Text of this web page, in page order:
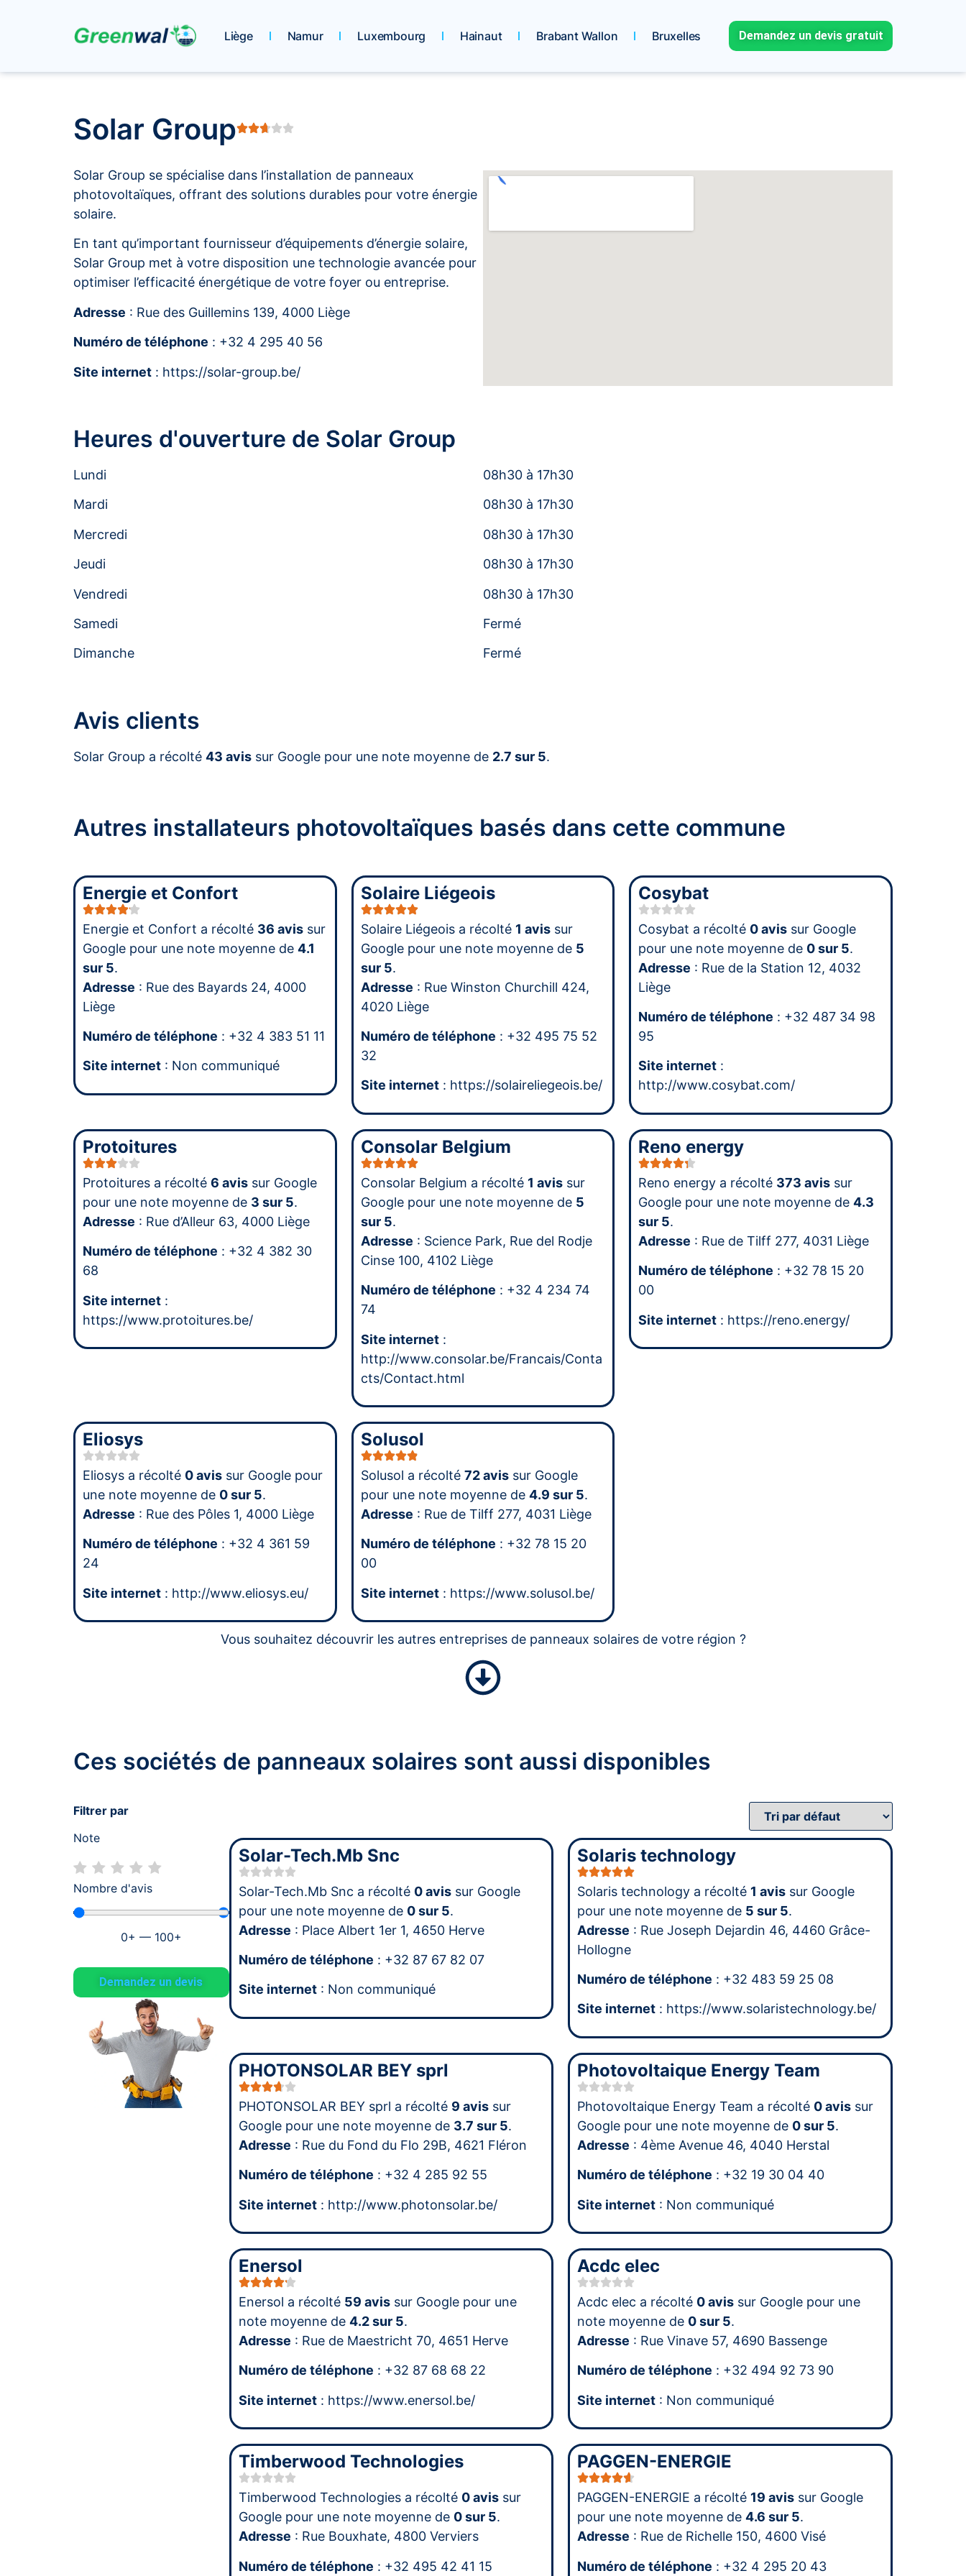
Liège Namur Luxembourg Hainaut Brabant Wallon Bruxelles Demandez un devis gratuit
Solar Group
Solar Group se spécialise dans l’installation de panneaux
photovoltaïques, offrant des solutions durables pour votre énergie
solaire.
En tant qu’important fournisseur d’équipements d’énergie solaire,
Solar Group met à votre disposition une technologie avancée pour
optimiser l’efficacité énergétique de votre foyer ou entreprise.
Adresse : Rue des Guillemins 139, 4000 Liège
Numéro de téléphone : +32 4 295 40 56
Site internet : https://solar-group.be/
Heures d'ouverture de Solar Group
Lundi
08h30 à 17h30
Mardi
08h30 à 17h30
Mercredi
08h30 à 17h30
Jeudi
08h30 à 17h30
Vendredi
08h30 à 17h30
Samedi
Fermé
Dimanche
Fermé
Avis clients
Solar Group a récolté 43 avis sur Google pour une note moyenne de 2.7 sur 5.
Autres installateurs photovoltaïques basés dans cette commune
Energie et Confort
Energie et Confort a récolté 36 avis sur
Google pour une note moyenne de 4.1
sur 5.
Adresse : Rue des Bayards 24, 4000
Liège
Numéro de téléphone : +32 4 383 51 11
Site internet : Non communiqué
Solaire Liégeois
Solaire Liégeois a récolté 1 avissur
Google pour une note moyenne de 5
sur 5.
Adresse : Rue Winston Churchill 424,
4020 Liège
Numéro de téléphone : +32 495 75 52
32
Site internet: https://solaireliegeois.be/
Cosybat
Cosybat a récolté 0 avis sur Google
pour une note moyenne de 0 sur 5.
Adresse : Rue de la Station 12, 4032
Liège
Numéro de téléphone : +32 487 34 98
95
Site internet :
http://www.cosybat.com/
Protoitures
Protoitures a récolté 6 avis sur Google
pour une note moyenne de 3 sur 5.
Adresse : Rue d’Alleur 63, 4000 Liège
Numéro de téléphone : +32 4 382 30
68
Site internet :
https://www.protoitures.be/
Consolar Belgium
Consolar Belgium a récolté 1 avissur
Google pour une note moyenne de 5
sur 5.
Adresse : Science Park, Rue del Rodje
Cinse 100, 4102 Liège
Numéro de téléphone : +32 4 234 74
74
Site internet:
http://www.consolar.be/Francais/Conta
cts/Contact.html
Reno energy
Reno energy a récolté 373 avis sur
Google pour une note moyenne de4.3
sur 5.
Adresse : Rue de Tilff 277, 4031 Liège
Numéro de téléphone : +32 78 15 20
00
Site internet : https://reno.energy/
Eliosys
Eliosys a récolté 0 avis sur Google pour
une note moyenne de 0 sur 5.
Adresse : Rue des Pôles 1, 4000 Liège
Numéro de téléphone : +32 4 361 59
24
Site internet : http://www.eliosys.eu/
Solusol
Solusol a récolté 72 avissur Google
pour une note moyenne de 4.9 sur 5.
Adresse : Rue de Tilff 277, 4031 Liège
Numéro de téléphone : +32 78 15 20
00
Site internet: https://www.solusol.be/
Vous souhaitez découvrir les autres entreprises de panneaux solaires de votre région ?
Ces sociétés de panneaux solaires sont aussi disponibles
Filtrer par
Note
Nombre d'avis
0+ — 100+
Demandez un devis
Solar-Tech.Mb Snc
Solar-Tech.Mb Snc a récolté 0 avissur Google
pour une note moyenne de 0 sur 5.
Adresse : Place Albert 1er 1, 4650 Herve
Numéro de téléphone : +32 87 67 82 07
Site internet: Non communiqué
Solaris technology
Solaris technology a récolté 1 avis sur Google
pour une note moyenne de 5 sur 5.
Adresse : Rue Joseph Dejardin 46, 4460 Grâce-
Hollogne
Numéro de téléphone : +32 483 59 25 08
Site internet : https://www.solaristechnology.be/
PHOTONSOLAR BEY sprl
PHOTONSOLAR BEY sprl a récolté 9 avissur
Google pour une note moyenne de 3.7 sur 5.
Adresse : Rue du Fond du Flo 29B, 4621 Fléron
Numéro de téléphone : +32 4 285 92 55
Site internet: http://www.photonsolar.be/
Photovoltaique Energy Team
Photovoltaique Energy Team a récolté 0 avis sur
Google pour une note moyenne de 0 sur 5.
Adresse : 4ème Avenue 46, 4040 Herstal
Numéro de téléphone : +32 19 30 04 40
Site internet : Non communiqué
Enersol
Enersol a récolté 59 avissur Google pour une
note moyenne de 4.2 sur 5.
Adresse : Rue de Maestricht 70, 4651 Herve
Numéro de téléphone : +32 87 68 68 22
Site internet: https://www.enersol.be/
Acdc elec
Acdc elec a récolté 0 avis sur Google pour une
note moyenne de 0 sur 5.
Adresse : Rue Vinave 57, 4690 Bassenge
Numéro de téléphone : +32 494 92 73 90
Site internet : Non communiqué
Timberwood Technologies
Timberwood Technologies a récolté 0 avissur
Google pour une note moyenne de 0 sur 5.
Adresse : Rue Bouxhate, 4800 Verviers
Numéro de téléphone : +32 495 42 41 15
PAGGEN-ENERGIE
PAGGEN-ENERGIE a récolté 19 avis sur Google
pour une note moyenne de4.6 sur 5.
Adresse : Rue de Richelle 150, 4600 Visé
Numéro de téléphone : +32 4 295 20 43